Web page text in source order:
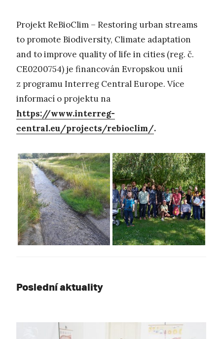
Projekt ReBioClim – Restoring urban streams
to promote Biodiversity, Climate adaptation
and to improve quality of life in cities (reg. č.
CE0200754) je financován Evropskou unií
z programu Interreg Central Europe. Více
informací o projektu na
https://www.interreg-
central.eu/projects/rebioclim/.
Poslední aktuality